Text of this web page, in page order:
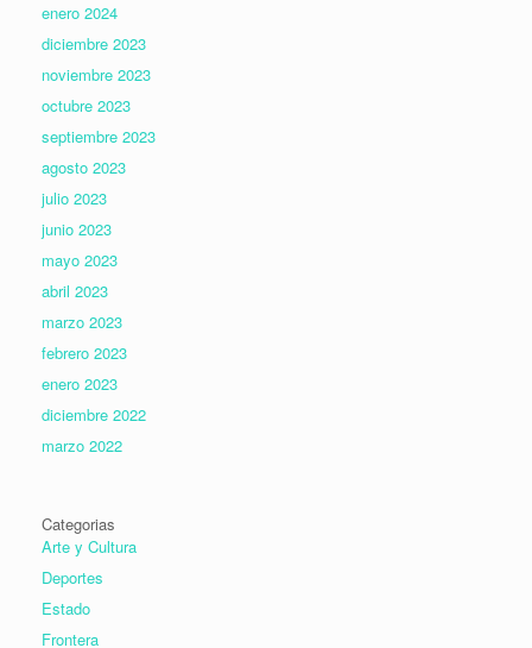
enero 2024
diciembre 2023
noviembre 2023
octubre 2023
septiembre 2023
agosto 2023
julio 2023
junio 2023
mayo 2023
abril 2023
marzo 2023
febrero 2023
enero 2023
diciembre 2022
marzo 2022
Categorias
Arte y Cultura
Deportes
Estado
Frontera